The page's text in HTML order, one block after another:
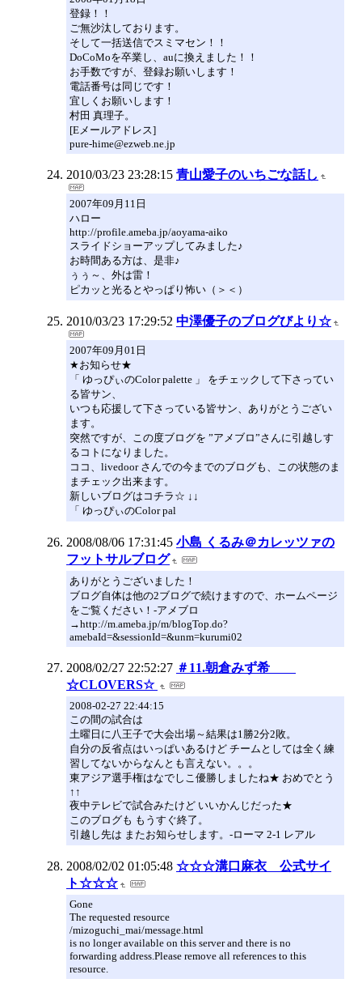
登録！！
ご無沙汰しております。
そして一括送信でスミマセン！！
DoCoMoを卒業し、auに換えました！！
お手数ですが、登録お願いします！
電話番号は同じです！
宜しくお願いします！
村田 真理子。
[Eメールアドレス]
pure-hime@ezweb.ne.jp
2010/03/23 23:28:15 青山愛子のいちごな話し
2007年09月11日
ハロー
http://profile.ameba.jp/aoyama-aiko
スライドショーアップしてみました♪
お時間ある方は、是非♪
ぅぅ～、外は雷！
ピカッと光るとやっぱり怖い（＞＜）
2010/03/23 17:29:52 中澤優子のブログびより☆
2007年09月01日
★お知らせ★
「 ゆっぴぃのColor palette 」 をチェックして下さってい
る皆サン、
いつも応援して下さっている皆サン、ありがとうござい
ます。
突然ですが、この度ブログを ”アメブロ”さんに引越しす
るコトになりました。
ココ、livedoor さんでの今までのブログも、この状態のま
まチェック出来ます。
新しいブログはコチラ☆ ↓↓
「 ゆっぴぃのColor pal
2008/08/06 17:31:45 小島 くるみ＠カレッツァの
フットサルブログ
ありがとうございました！
ブログ自体は他の2ブログで続けますので、ホームページ
をご覧ください！-アメブロ
→http://m.ameba.jp/m/blogTop.do?
amebaId=&sessionId=&unm=kurumi02
2008/02/27 22:52:27 ＃11.朝倉みず希
☆CLOVERS☆
2008-02-27 22:44:15
この間の試合は
土曜日に八王子で大会出場～結果は1勝2分2敗。
自分の反省点はいっぱいあるけど チームとしては全く練
習してないからなんとも言えない。。。
東アジア選手権はなでしこ優勝しましたね★ おめでとう
↑↑
夜中テレビで試合みたけど いいかんじだった★
このブログも もうすぐ終了。
引越し先は またお知らせします。-ローマ 2-1 レアル
2008/02/02 01:05:48 ☆☆☆溝口麻衣 公式サイ
ト☆☆☆
Gone
The requested resource
/mizoguchi_mai/message.html
is no longer available on this server and there is no
forwarding address.Please remove all references to this
resource.